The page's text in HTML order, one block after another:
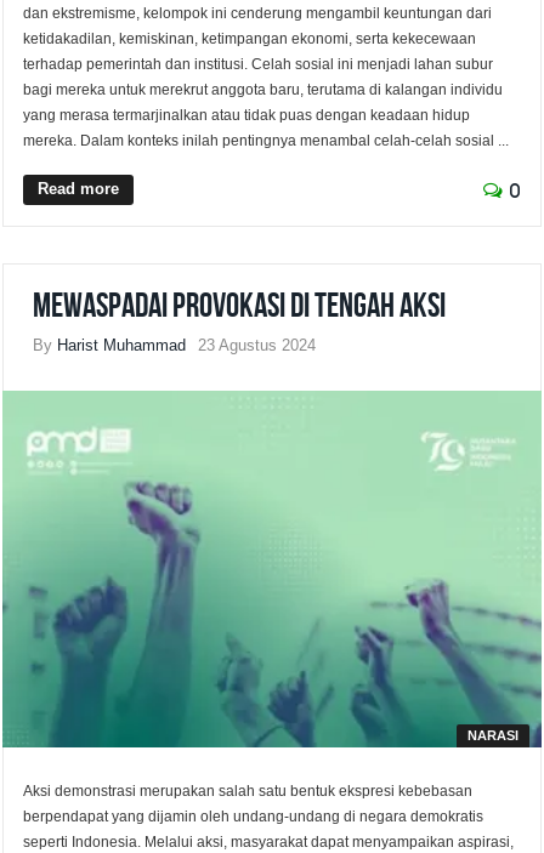
dan ekstremisme, kelompok ini cenderung mengambil keuntungan dari
ketidakadilan, kemiskinan, ketimpangan ekonomi, serta kekecewaan
terhadap pemerintah dan institusi. Celah sosial ini menjadi lahan subur
bagi mereka untuk merekrut anggota baru, terutama di kalangan individu
yang merasa termarjinalkan atau tidak puas dengan keadaan hidup
mereka. Dalam konteks inilah pentingnya menambal celah-celah sosial ...
Read more 0
Mewaspadai Provokasi di Tengah Aksi
By Harist Muhammad 23 Agustus 2024
NARASI
Aksi demonstrasi merupakan salah satu bentuk ekspresi kebebasan
berpendapat yang dijamin oleh undang-undang di negara demokratis
seperti Indonesia. Melalui aksi, masyarakat dapat menyampaikan aspirasi,